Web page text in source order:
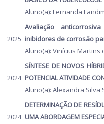
Aluno(a): Fernanda
2025
Avaliação
inibidores de corrosão
Aluno(a): Vinícius Martins
2024
SÍNTESE DE NOVOS
POTENCIAL ATIVIDADE
Aluno(a): Alexandra Silva
2024
DETERMINAÇÃO DE
UMA ABORDAGEM